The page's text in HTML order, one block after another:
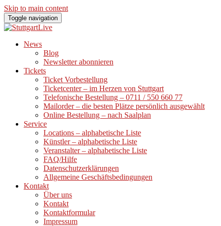
Skip to main content
Toggle navigation
News
Blog
Newsletter abonnieren
Tickets
Ticket Vorbestellung
Ticketcenter – im Herzen von Stuttgart
Telefonische Bestellung – 0711 / 550 660 77
Mailorder – die besten Plätze persönlich ausgewählt
Online Bestellung – nach Saalplan
Service
Locations – alphabetische Liste
Künstler – alphabetische Liste
Veranstalter – alphabetische Liste
FAQ/Hilfe
Datenschutzerklärungen
Allgemeine Geschäftsbedingungen
Kontakt
Über uns
Kontakt
Kontaktformular
Impressum